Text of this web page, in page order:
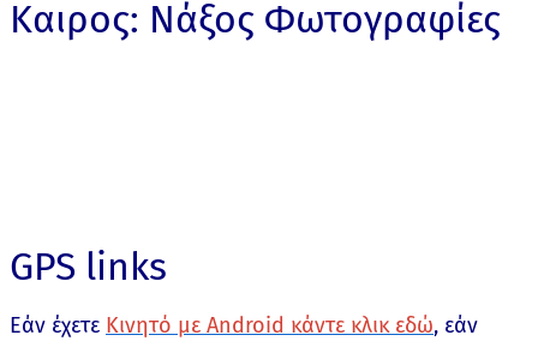
Καιρος: Νάξος Φωτογραφίες
GPS links
Εάν έχετε Κινητό με Android κάντε κλικ εδώ, εάν